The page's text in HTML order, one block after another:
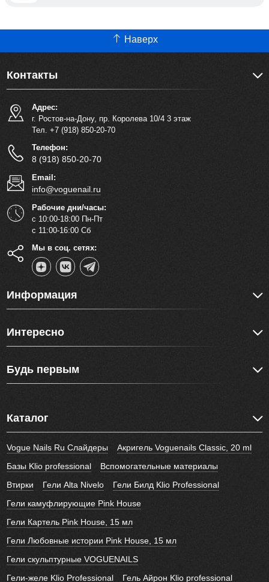
Наверх
Контакты
Адрес:
г. Ростов-на-Дону, пр. Королева 10/4 3 этаж
Тел. +7 (918) 850-20-70
Телефон:
8 (918) 850-20-70
Email:
info@voguenail.ru
Рабочие дни/часы:
с 10:00-18:00 Пн-Пт
с 11:00-16:00 Сб
Мы в соц. сетях:
Информация
Интересно
Будь первым
Каталог
Vogue Nails Ru Слайдеры
Акригель Voguenails Classic, 20 ml
Базы Klio professional
Вспомогательные материалы
Втирки
Гели Alta Nivelo
Гели Билд Klio Professional
Гели камуфлирующие Pink House
Гели Картель Pink House, 15 мл
Гели Любовные истории Pink House, 15 мл
Гели скульптурные VOGUENAILS
Гели-желе Klio Professional
Гель Айрон Klio professional